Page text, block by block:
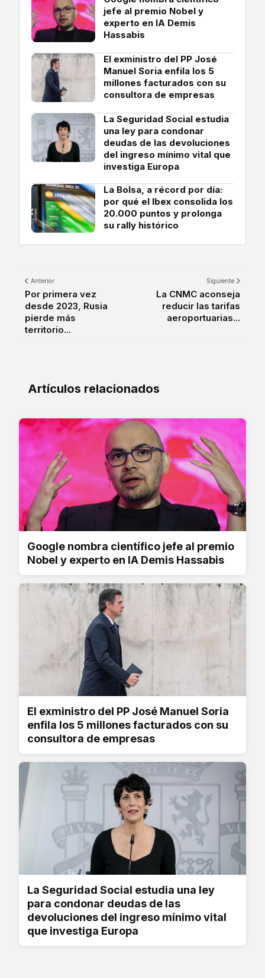
jefe al premio Nobel y
experto en IA Demis
Hassabis
El exministro del PP José
Manuel Soria enfila los 5
millones facturados con su
consultora de empresas
La Seguridad Social estudia
una ley para condonar
deudas de las devoluciones
del ingreso mínimo vital que
investiga Europa
La Bolsa, a récord por día:
por qué el Ibex consolida los
20.000 puntos y prolonga
su rally histórico
Anterior
Por primera vez
desde 2023, Rusia
pierde más
territorio...
Siguiente
La CNMC aconseja
reducir las tarifas
aeroportuarias...
Artículos relacionados
Google nombra científico jefe al premio
Nobel y experto en IA Demis Hassabis
El exministro del PP José Manuel Soria
enfila los 5 millones facturados con su
consultora de empresas
La Seguridad Social estudia una ley
para condonar deudas de las
devoluciones del ingreso mínimo vital
que investiga Europa